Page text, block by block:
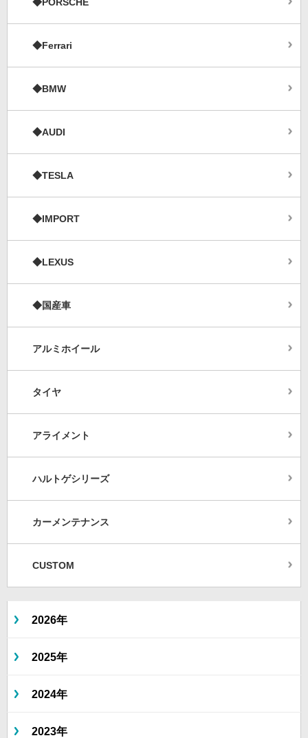
◆Ferrari
◆BMW
◆AUDI
◆TESLA
◆IMPORT
◆LEXUS
◆国産車
アルミホイール
タイヤ
アライメント
ハルトゲシリーズ
カーメンテナンス
CUSTOM
2026年
2025年
2024年
2023年